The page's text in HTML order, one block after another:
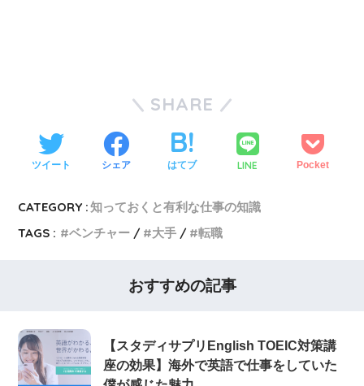
SHARE
ツイート シェア はてブ LINE Pocket
CATEGORY :知っておくと有利な仕事の知識
TAGS :
ベンチャー 大手 転職
おすすめの記事
【スタディサプリEnglish TOEIC対策講
座の効果】海外で英語で仕事をしていた